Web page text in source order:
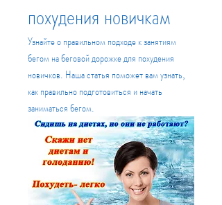
похудения новичкам
Узнайте о правильном подходе к занятиям
бегом на беговой дорожке для похудения
новичков. Наша статья поможет вам узнать,
как правильно подготовиться и начать
заниматься бегом.